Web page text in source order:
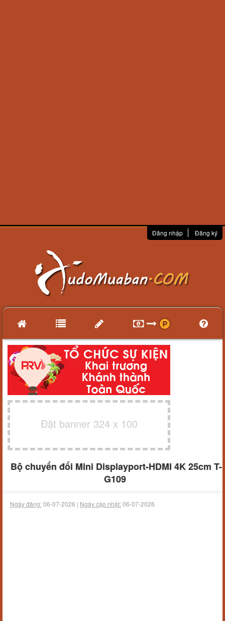
Đăng nhập Đăng ký
Đặt banner 324 x 100
Bộ chuyển đổi Mini Displayport-HDMI 4K 25cm T-
G109
Ngày đăng:06-07-2026 | Ngày cập nhật:06-07-2026